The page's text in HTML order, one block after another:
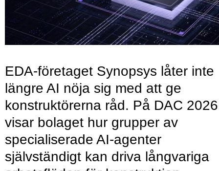
EDA-företaget Synopsys låter inte
längre AI nöja sig med att ge
konstruktörerna råd. På DAC 2026
visar bolaget hur grupper av
specialiserade AI-agenter
självständigt kan driva långvariga